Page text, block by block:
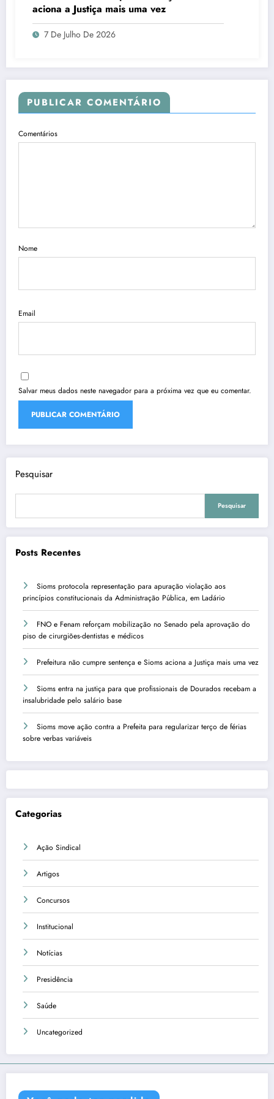
aciona a Justiça mais uma vez
7 De Julho De 2026
PUBLICAR COMENTÁRIO
Comentários
Nome
Email
Salvar meus dados neste navegador para a próxima vez que eu comentar.
Pesquisar
Pesquisar
Posts Recentes
Sioms protocola representação para apuração violação aos
princípios constitucionais da Administração Pública, em Ladário
FNO e Fenam reforçam mobilização no Senado pela aprovação do
piso de cirurgiões-dentistas e médicos
Prefeitura não cumpre sentença e Sioms aciona a Justiça mais uma vez
Sioms entra na justiça para que profissionais de Dourados recebam a
insalubridade pelo salário base
Sioms move ação contra a Prefeita para regularizar terço de férias
sobre verbas variáveis
Categorias
Ação Sindical
Artigos
Concursos
Institucional
Notícias
Presidência
Saúde
Uncategorized